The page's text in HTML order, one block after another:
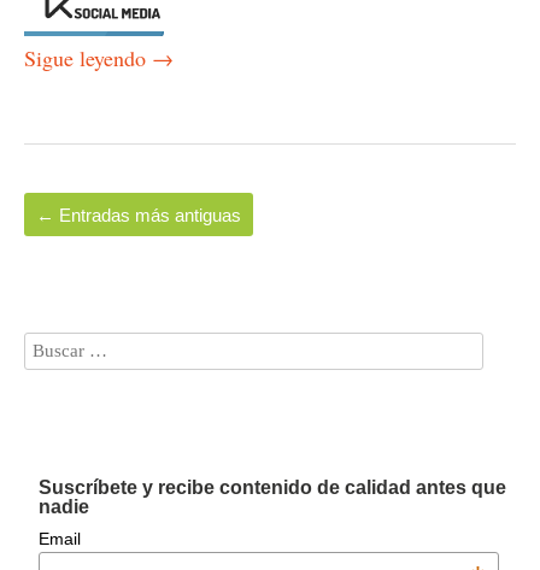
Sigue leyendo →
← Entradas más antiguas
Suscríbete y recibe contenido de calidad antes que
nadie
Email